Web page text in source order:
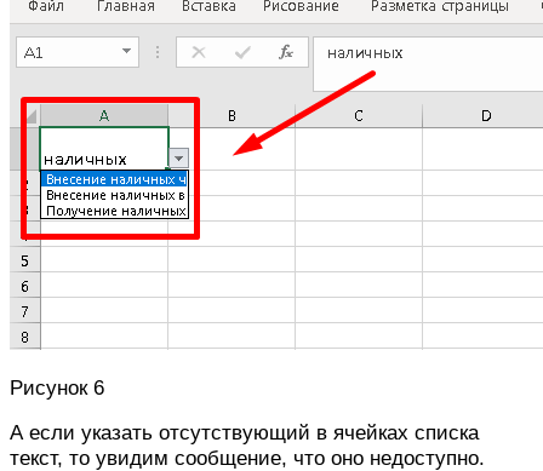
Рисунок 6
А если указать отсутствующий в ячейках списка
текст, то увидим сообщение, что оно недоступно.